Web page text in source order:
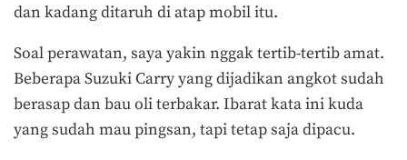
dan kadang ditaruh di atap mobil itu.
Soal perawatan, saya yakin nggak tertib-tertib amat.
Beberapa Suzuki Carry yang dijadikan angkot sudah
berasap dan bau oli terbakar. Ibarat kata ini kuda
yang sudah mau pingsan, tapi tetap saja dipacu.